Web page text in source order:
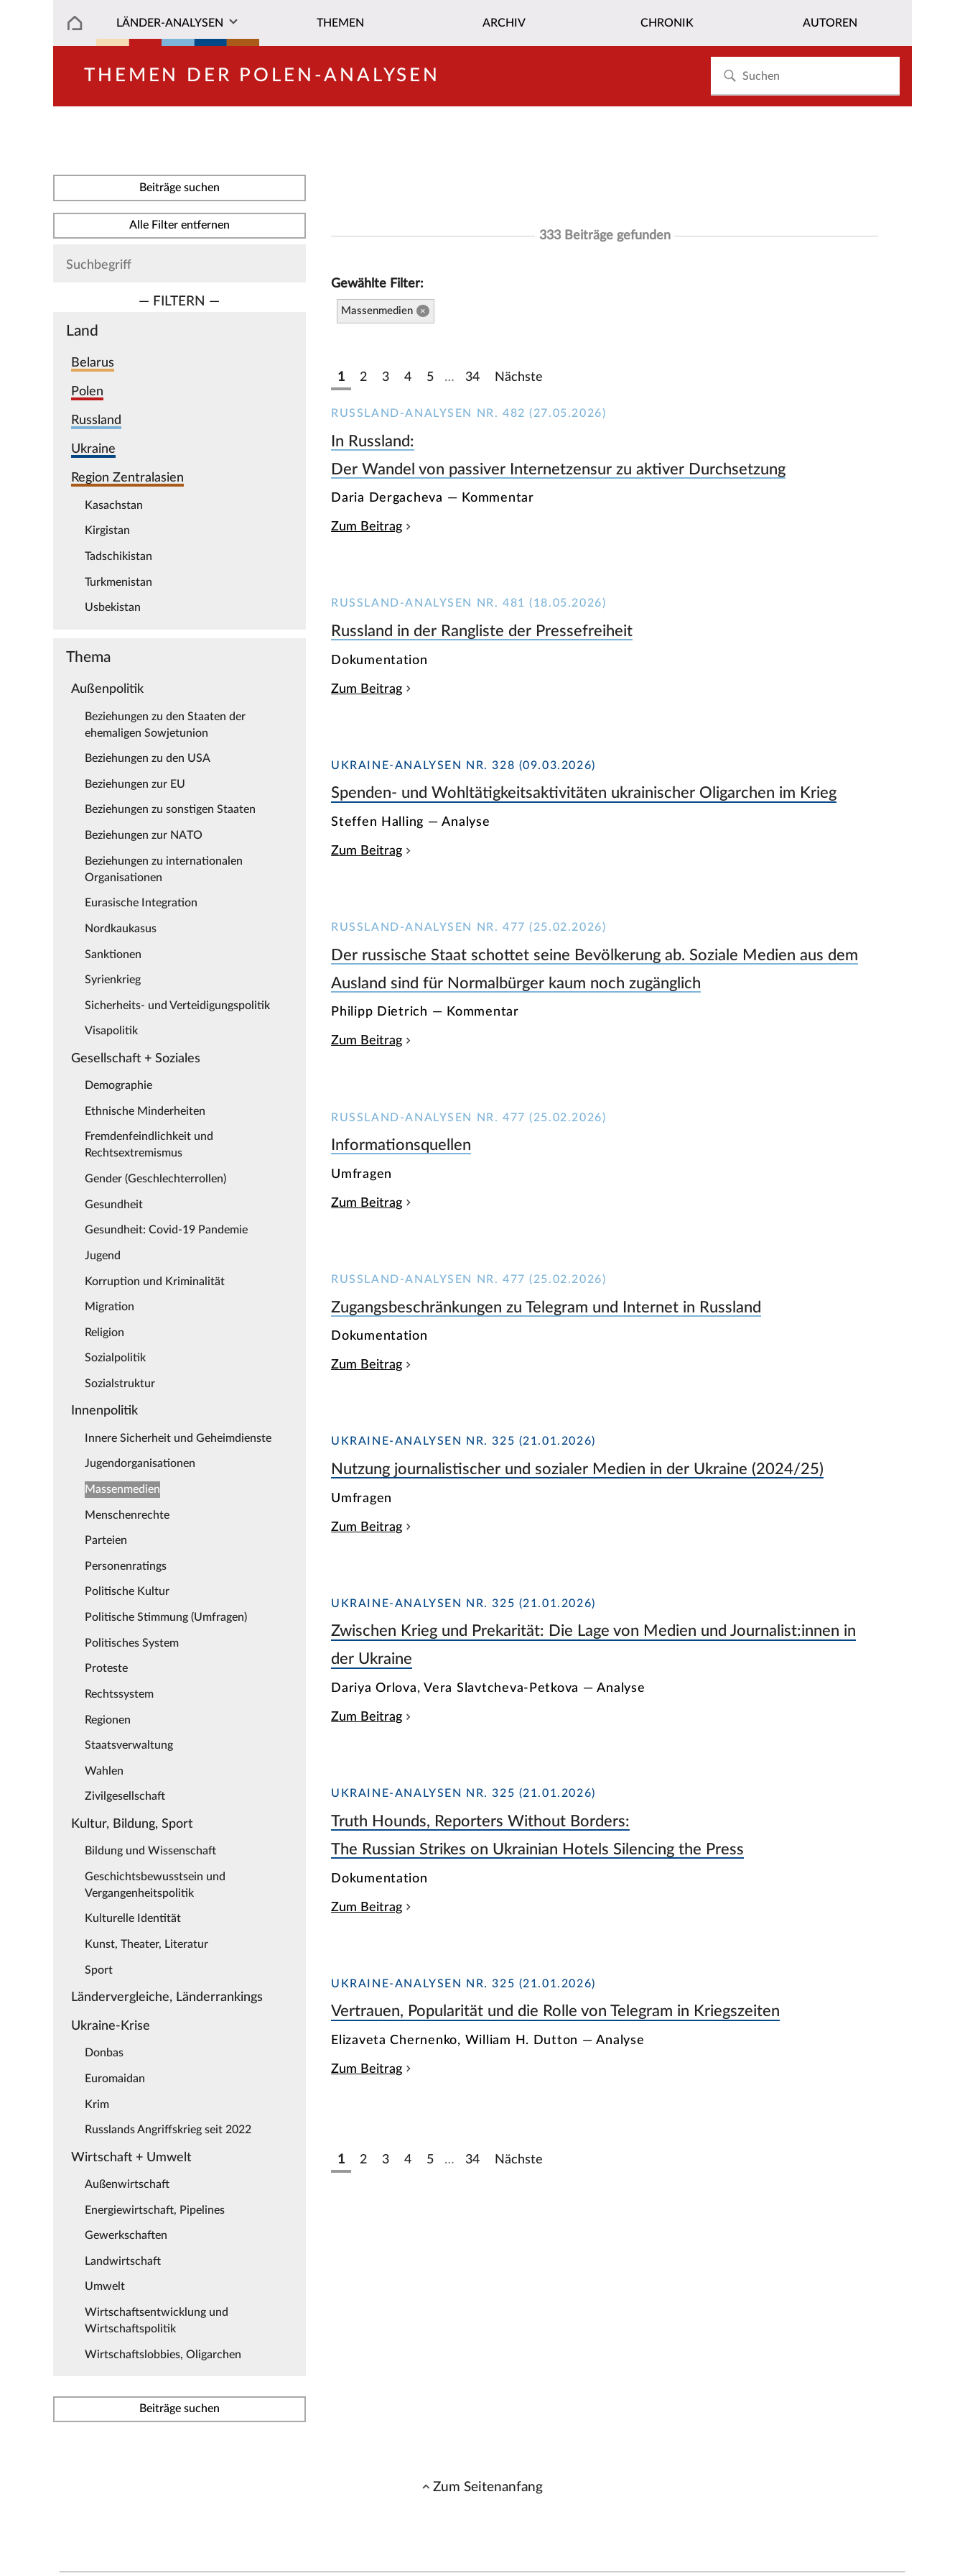
LÄNDER-ANALYSEN THEMEN ARCHIV CHRONIK AUTOREN
THEMEN DER POLEN-ANALYSEN
Beiträge suchen
Alle Filter entfernen
— FILTERN —
Land
Belarus
Polen
Russland
Ukraine
Region Zentralasien
Kasachstan
Kirgistan
Tadschikistan
Turkmenistan
Usbekistan
Thema
Außenpolitik
Beziehungen zu den Staaten der
ehemaligen Sowjetunion
Beziehungen zu den USA
Beziehungen zur EU
Beziehungen zu sonstigen Staaten
Beziehungen zur NATO
Beziehungen zu internationalen
Organisationen
Eurasische Integration
Nordkaukasus
Sanktionen
Syrienkrieg
Sicherheits- und Verteidigungspolitik
Visapolitik
Gesellschaft + Soziales
Demographie
Ethnische Minderheiten
Fremdenfeindlichkeit und
Rechtsextremismus
Gender (Geschlechterrollen)
Gesundheit
Gesundheit: Covid-19 Pandemie
Jugend
Korruption und Kriminalität
Migration
Religion
Sozialpolitik
Sozialstruktur
Innenpolitik
Innere Sicherheit und Geheimdienste
Jugendorganisationen
Massenmedien
Menschenrechte
Parteien
Personenratings
Politische Kultur
Politische Stimmung (Umfragen)
Politisches System
Proteste
Rechtssystem
Regionen
Staatsverwaltung
Wahlen
Zivilgesellschaft
Kultur, Bildung, Sport
Bildung und Wissenschaft
Geschichtsbewusstsein und
Vergangenheitspolitik
Kulturelle Identität
Kunst, Theater, Literatur
Sport
Ländervergleiche, Länderrankings
Ukraine-Krise
Donbas
Euromaidan
Krim
Russlands Angriffskrieg seit 2022
Wirtschaft + Umwelt
Außenwirtschaft
Energiewirtschaft, Pipelines
Gewerkschaften
Landwirtschaft
Umwelt
Wirtschaftsentwicklung und
Wirtschaftspolitik
Wirtschaftslobbies, Oligarchen
Beiträge suchen
333 Beiträge gefunden
Gewählte Filter:
Massenmedien ×
1 2 3 4 5 … 34 Nächste
RUSSLAND-ANALYSEN NR. 482 (27.05.2026)
In Russland:
Der Wandel von passiver Internetzensur zu aktiver Durchsetzung
Daria Dergacheva — Kommentar
Zum Beitrag
RUSSLAND-ANALYSEN NR. 481 (18.05.2026)
Russland in der Rangliste der Pressefreiheit
Dokumentation
Zum Beitrag
UKRAINE-ANALYSEN NR. 328 (09.03.2026)
Spenden- und Wohltätigkeitsaktivitäten ukrainischer Oligarchen im Krieg
Steffen Halling — Analyse
Zum Beitrag
RUSSLAND-ANALYSEN NR. 477 (25.02.2026)
Der russische Staat schottet seine Bevölkerung ab. Soziale Medien aus dem
Ausland sind für Normalbürger kaum noch zugänglich
Philipp Dietrich — Kommentar
Zum Beitrag
RUSSLAND-ANALYSEN NR. 477 (25.02.2026)
Informationsquellen
Umfragen
Zum Beitrag
RUSSLAND-ANALYSEN NR. 477 (25.02.2026)
Zugangsbeschränkungen zu Telegram und Internet in Russland
Dokumentation
Zum Beitrag
UKRAINE-ANALYSEN NR. 325 (21.01.2026)
Nutzung journalistischer und sozialer Medien in der Ukraine (2024/25)
Umfragen
Zum Beitrag
UKRAINE-ANALYSEN NR. 325 (21.01.2026)
Zwischen Krieg und Prekarität: Die Lage von Medien und Journalist:innen in
der Ukraine
Dariya Orlova, Vera Slavtcheva-Petkova — Analyse
Zum Beitrag
UKRAINE-ANALYSEN NR. 325 (21.01.2026)
Truth Hounds, Reporters Without Borders:
The Russian Strikes on Ukrainian Hotels Silencing the Press
Dokumentation
Zum Beitrag
UKRAINE-ANALYSEN NR. 325 (21.01.2026)
Vertrauen, Popularität und die Rolle von Telegram in Kriegszeiten
Elizaveta Chernenko, William H. Dutton — Analyse
Zum Beitrag
1 2 3 4 5 … 34 Nächste
Zum Seitenanfang